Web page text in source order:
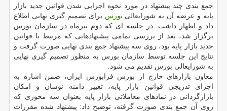
جمع بندی چند پیشنهاد در مورد نحوه اجرایی شدن قوانین ‏جدید بازار
پایه و عرضه آن به شورایعالی بورس برای تصمیم گیری نهایی اطلاع
داد و اظهار داشت: در جلسه ای كه دوم تیرماه در سازمان ‏بورس
برگزار شد، بعد از بررسی تمامی پیشنهادهایی كه ‏مرتبط با قوانین
جدید بازار پایه بود، روی سه پیشنهاد جمع بندی نهایی ‏صورت گرفت و
نتایج این جلسه توسط سازمان بورس به منظور تصمیم گیری نهایی
به شورایعالی بورس تقدیم می شود.‏
معاون بازارهای خارج از بورس فرابورس ایران، ضمن اشاره به
اجرای تدریجی قوانین بازار پایه، تغییر دامنه نوسان و امكان
بازارگردانی در نمادهای معاملاتی بازار ‏پایه بعنوان سه محوری كه
روی آن جمع بندی صورت گرفته، توضیح داد: پیشنهاد شده مقررات